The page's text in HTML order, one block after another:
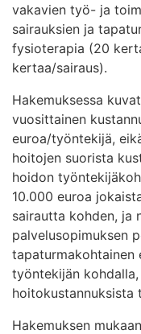
vakavien työ- ja
sairauksien ja
fysioterapia (20
kertaa/sairaus).
Hakemuksessa
vuosittainen
euroa/työntekijä,
hoitojen suorista
hoidon
10.000 euroa
sairautta kohden, ja
palvelusopimuksen
tapaturmakohtainen
työntekijän
hoitokustannuksista
Hakemuksen